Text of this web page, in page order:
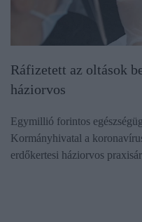
Ráfizetett az oltások
háziorvos
Egymillió forintos
Kormányhivatal a
erdőkertesi háziorvos